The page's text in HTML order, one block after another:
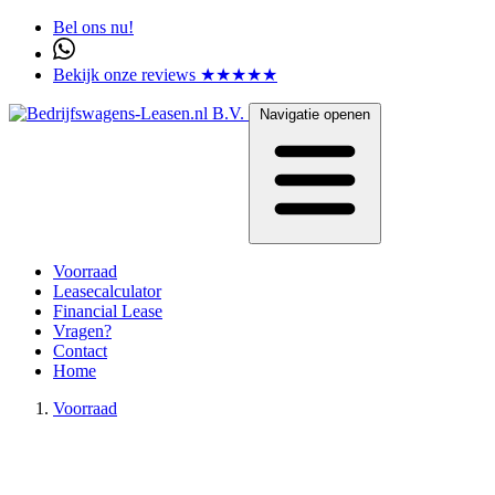
Bel ons nu!
Bekijk onze reviews ★★★★★
Navigatie openen
Voorraad
Leasecalculator
Financial Lease
Vragen?
Contact
Home
Voorraad